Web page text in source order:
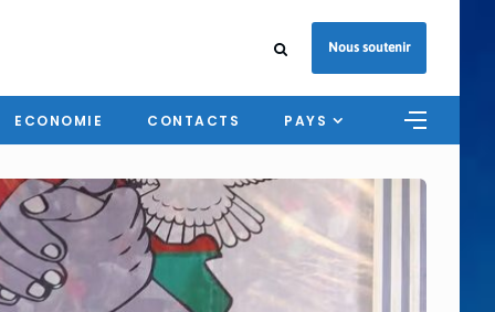
Nous soutenir
ECONOMIE CONTACTS PAYS